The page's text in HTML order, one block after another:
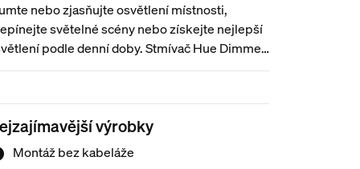
nebo zjasňujte osvětlení místnosti,
světelné scény nebo získejte nejlepší
podle denní doby. Stmívač Hue Dimmer
se dá připevnit na stěny nebo na
dálkové ovládání svého osvětlení.
výrobky
Montáž bez kabeláže